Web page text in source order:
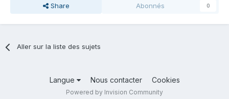
Share Abonnés 0
Aller sur la liste des sujets
Langue Nous contacter Cookies
Powered by Invision Community